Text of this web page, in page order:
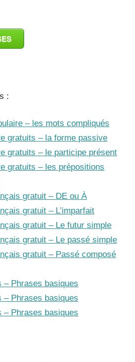
:
– les mots compliqués
gratuits – la forme passive
gratuits – le participe présent
gratuits – les prépositions
gratuit – DE ou À
gratuit – L’imparfait
gratuit – Le futur simple
gratuit – Le passé simple
gratuit – Passé composé
– Phrases basiques
– Phrases basiques
– Phrases basiques